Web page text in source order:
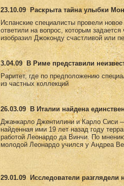
23.10.09
Раскрыта тайна улыбки
Испанские специалисты провели
ответили на вопрос, которым
изобразил Джоконду счастливой или
3.04.09 В Риме представили
Раритет, где по предположению
из частных коллекций
26.03.09
В Италии найдена
Джанкарло Джентилини и Карло Сиси
найденная ими 19 лет назад году
работой Леонардо да Винчи. По
молодой Леонардо учился у Андреа
29.01.09
Исследователи